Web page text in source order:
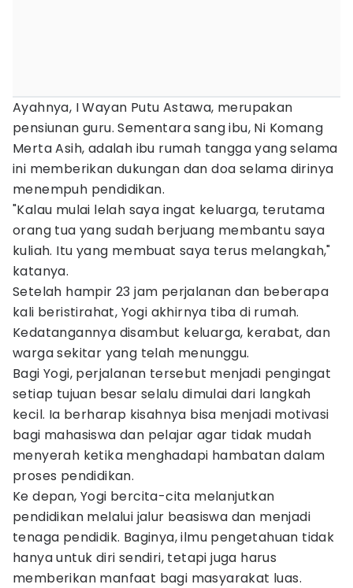
Ayahnya, I Wayan Putu Astawa, merupakan
pensiunan guru. Sementara sang ibu, Ni Komang
Merta Asih, adalah ibu rumah tangga yang selama
ini memberikan dukungan dan doa selama dirinya
menempuh pendidikan.
"Kalau mulai lelah saya ingat keluarga, terutama
orang tua yang sudah berjuang membantu saya
kuliah. Itu yang membuat saya terus melangkah,"
katanya.
Setelah hampir 23 jam perjalanan dan beberapa
kali beristirahat, Yogi akhirnya tiba di rumah.
Kedatangannya disambut keluarga, kerabat, dan
warga sekitar yang telah menunggu.
Bagi Yogi, perjalanan tersebut menjadi pengingat
setiap tujuan besar selalu dimulai dari langkah
kecil. Ia berharap kisahnya bisa menjadi motivasi
bagi mahasiswa dan pelajar agar tidak mudah
menyerah ketika menghadapi hambatan dalam
proses pendidikan.
Ke depan, Yogi bercita-cita melanjutkan
pendidikan melalui jalur beasiswa dan menjadi
tenaga pendidik. Baginya, ilmu pengetahuan tidak
hanya untuk diri sendiri, tetapi juga harus
memberikan manfaat bagi masyarakat luas.